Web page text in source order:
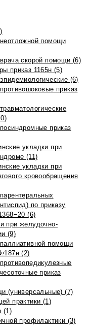
помощи
скорой помощи (6)
приказ 1165н (5)
(6)
приказ
приказ
укладки при
(11)
укладки при
кровообращения
по приказу
(6)
при желудочно-
(9)
помощи
(2)
приказ
(универсальные) (7)
практики (1)
(1)
профилактики (3)